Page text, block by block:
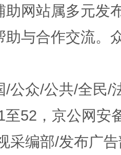
助网站属多元发
助与合作交流。
/公众/公共/全民/
至52，京公网安
采编部/发布广